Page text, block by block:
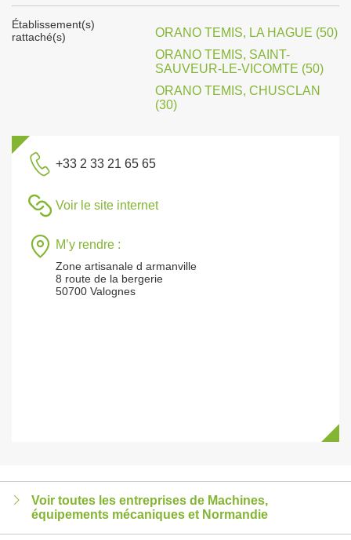
Établissement(s)
rattaché(s)
ORANO TEMIS, LA HAGUE (50)
ORANO TEMIS, SAINT-
SAUVEUR-LE-VICOMTE (50)
ORANO TEMIS, CHUSCLAN
(30)
+33 2 33 21 65 65
Voir le site internet
M’y rendre :
Zone artisanale d armanville
8 route de la bergerie
50700 Valognes
Voir toutes les entreprises de Machines,
équipements mécaniques et Normandie